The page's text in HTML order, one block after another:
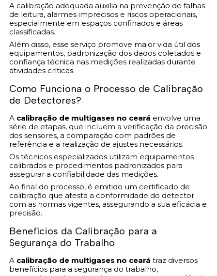
A calibração adequada auxilia na prevenção de falhas
de leitura, alarmes imprecisos e riscos operacionais,
especialmente em espaços confinados e áreas
classificadas.
Além disso, esse serviço promove maior vida útil dos
equipamentos, padronização dos dados coletados e
confiança técnica nas medições realizadas durante
atividades críticas.
Como Funciona o Processo de Calibração
de Detectores?
A calibração de multigases no ceará envolve uma
série de etapas, que incluem a verificação da precisão
dos sensores, a comparação com padrões de
referência e a realização de ajustes necessários.
Os técnicos especializados utilizam equipamentos
calibrados e procedimentos padronizados para
assegurar a confiabilidade das medições.
Ao final do processo, é emitido um certificado de
calibração que atesta a conformidade do detector
com as normas vigentes, assegurando a sua eficácia e
precisão.
Benefícios da Calibração para a
Segurança do Trabalho
A calibração de multigases no ceará traz diversos
benefícios para a segurança do trabalho,